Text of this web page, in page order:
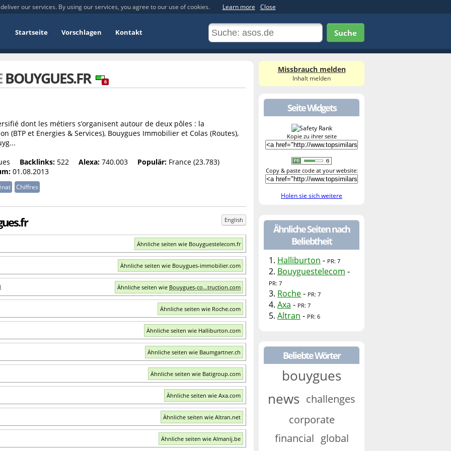
our services. By using our services, you agree to our use of cookies. Learn more Close
Startseite Vorschlagen Kontakt Suche
BOUYGUES.FR 6
dont les métiers s’organisent autour de deux pôles : la
(BTP et Energies & Services), Bouygues Immobilier et Colas (Routes),
Backlinks: 522 Alexa: 740.003 Populär: France (23.783)
01.08.2013
Chiffres
English
Ähnliche seiten wie Bouyguestelecom.fr
Ähnliche seiten wie Bouygues-immobilier.com
Ähnliche seiten wie Bouygues-co...truction.com
Ähnliche seiten wie Roche.com
Ähnliche seiten wie Halliburton.com
Ähnliche seiten wie Baumgartner.ch
Ähnliche seiten wie Batigroup.com
Ähnliche seiten wie Axa.com
Ähnliche seiten wie Altran.net
Ähnliche seiten wie Almanij.be
Missbrauch melden
Inhalt melden
Seite Widgets
Kopie zu ihrer seite
Copy & paste code at your website:
Holen sie sich weitere
Ähnliche Seiten nach
Beliebtheit
1. Halliburton - PR: 7
2. Bouyguestelecom -
PR: 7
3. Roche- PR: 7
4. Axa - PR: 7
5. Altran - PR: 6
Beliebte Wörter
bouygues
news challenges
corporate
financial global